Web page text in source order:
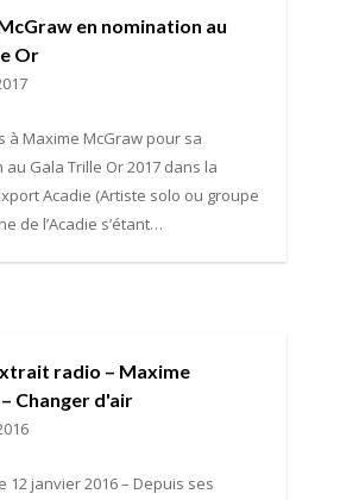
en nomination au
Or
à Maxime McGraw pour sa
Gala Trille Or 2017 dans la
Acadie (Artiste solo ou groupe
de l’Acadie s’étant…
radio – Maxime
Changer d'air
12 janvier 2016 – Depuis ses